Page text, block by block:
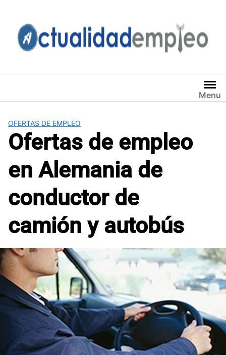
contenido
Menu
OFERTAS DE EMPLEO
Ofertas de empleo
en Alemania de
conductor de
camión y autobús